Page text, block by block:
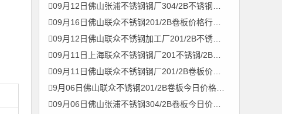
09月12日佛山张浦不锈钢钢厂304/2B不锈钢卷板价格行情参考
09月16日佛山联众不锈钢201/2B卷板价格行情参考
09月12日佛山联众不锈钢加工厂201/2B不锈钢卷板价格行情参考
09月11日上海联众不锈钢钢厂201不锈钢/2B不锈钢平板价格行情参考
09月11日佛山联众不锈钢钢厂201/2B卷板价格行情参考
9月06日佛山联众不锈钢201/2B卷板今日价格行情参考
09月06日佛山张浦不锈钢304/2B卷板今日价格行情参考